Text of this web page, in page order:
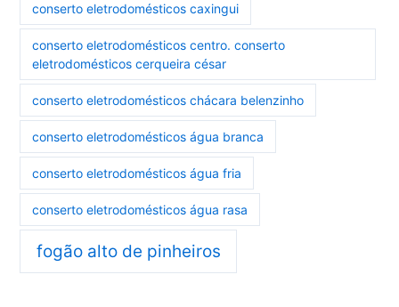
conserto eletrodomésticos caxingui
conserto eletrodomésticos centro. conserto
eletrodomésticos cerqueira césar
conserto eletrodomésticos chácara belenzinho
conserto eletrodomésticos água branca
conserto eletrodomésticos água fria
conserto eletrodomésticos água rasa
fogão alto de pinheiros